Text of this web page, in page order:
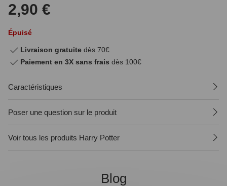
2,90 €
Épuisé
Livraison gratuite dès 70€
Paiement en 3X sans frais dès 100€
Caractéristiques
Poser une question sur le produit
Voir tous les produits Harry Potter
Blog